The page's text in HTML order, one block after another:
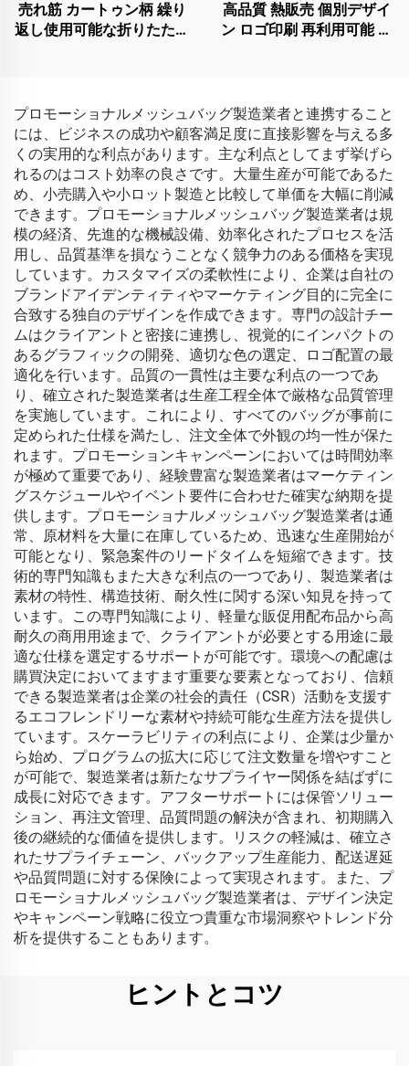
売れ筋 カートゥン柄 繰り
返し使用可能な折りたたみ
高品質 熱販売 個別デザイ
ン ロゴ印刷 再利用可能 生
プロモーショナルメッシュバッグ製造業者と連携すること
には、ビジネスの成功や顧客満足度に直接影響を与える多
くの実用的な利点があります。主な利点としてまず挙げら
れるのはコスト効率の良さです。大量生産が可能であるた
め、小売購入や小ロット製造と比較して単価を大幅に削減
できます。プロモーショナルメッシュバッグ製造業者は規
模の経済、先進的な機械設備、効率化されたプロセスを活
用し、品質基準を損なうことなく競争力のある価格を実現
しています。カスタマイズの柔軟性により、企業は自社の
ブランドアイデンティティやマーケティング目的に完全に
合致する独自のデザインを作成できます。専門の設計チー
ムはクライアントと密接に連携し、視覚的にインパクトの
あるグラフィックの開発、適切な色の選定、ロゴ配置の最
適化を行います。品質の一貫性は主要な利点の一つであ
り、確立された製造業者は生産工程全体で厳格な品質管理
を実施しています。これにより、すべてのバッグが事前に
定められた仕様を満たし、注文全体で外観の均一性が保た
れます。プロモーションキャンペーンにおいては時間効率
が極めて重要であり、経験豊富な製造業者はマーケティン
グスケジュールやイベント要件に合わせた確実な納期を提
供します。プロモーショナルメッシュバッグ製造業者は通
常、原材料を大量に在庫しているため、迅速な生産開始が
可能となり、緊急案件のリードタイムを短縮できます。技
術的専門知識もまた大きな利点の一つであり、製造業者は
素材の特性、構造技術、耐久性に関する深い知見を持って
います。この専門知識により、軽量な販促用配布品から高
耐久の商用用途まで、クライアントが必要とする用途に最
適な仕様を選定するサポートが可能です。環境への配慮は
購買決定においてますます重要な要素となっており、信頼
できる製造業者は企業の社会的責任（CSR）活動を支援す
るエコフレンドリーな素材や持続可能な生産方法を提供し
ています。スケーラビリティの利点により、企業は少量か
ら始め、プログラムの拡大に応じて注文数量を増やすこと
が可能で、製造業者は新たなサプライヤー関係を結ばずに
成長に対応できます。アフターサポートには保管ソリュー
ション、再注文管理、品質問題の解決が含まれ、初期購入
後の継続的な価値を提供します。リスクの軽減は、確立さ
れたサプライチェーン、バックアップ生産能力、配送遅延
や品質問題に対する保険によって実現されます。また、プ
ロモーショナルメッシュバッグ製造業者は、デザイン決定
やキャンペーン戦略に役立つ貴重な市場洞察やトレンド分
析を提供することもあります。
ヒントとコツ